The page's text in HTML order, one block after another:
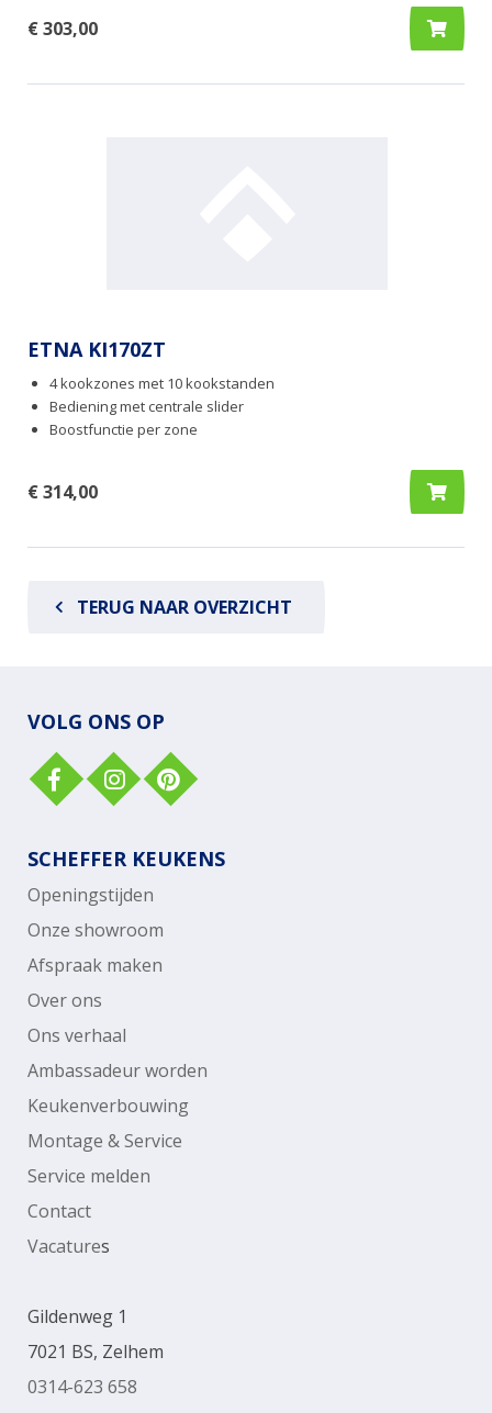
€ 303,00
ETNA KI170ZT
4 kookzones met 10 kookstanden
Bediening met centrale slider
Boostfunctie per zone
€ 314,00
TERUG NAAR OVERZICHT
VOLG ONS OP
SCHEFFER KEUKENS
Openingstijden
Onze showroom
Afspraak maken
Over ons
Ons verhaal
Ambassadeur worden
Keukenverbouwing
Montage & Service
Service melden
Contact
Vacatures
Gildenweg 1
7021 BS, Zelhem
0314-623 658